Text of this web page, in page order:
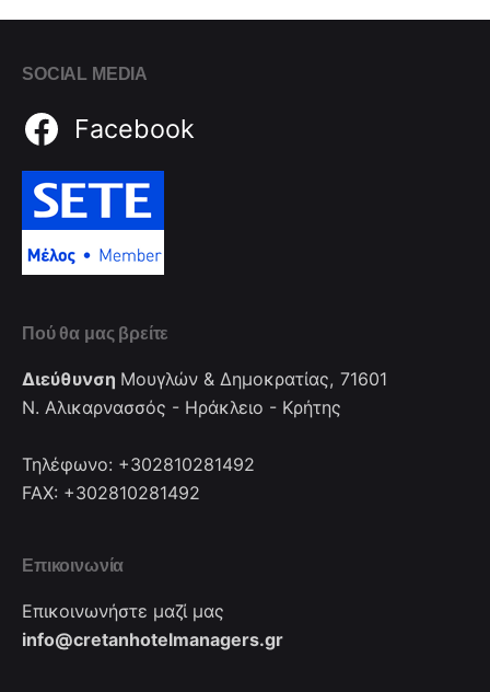
SOCIAL MEDIA
Facebook
Πού θα μας βρείτε
Διεύθυνση Μουγλών & Δημοκρατίας, 71601
Ν. Αλικαρνασσός - Ηράκλειο - Κρήτης
Τηλέφωνο: +302810281492
FAX: +302810281492
Επικοινωνία
Επικοινωνήστε μαζί μας
info@cretanhotelmanagers.gr